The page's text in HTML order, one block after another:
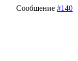
Сообщение #140